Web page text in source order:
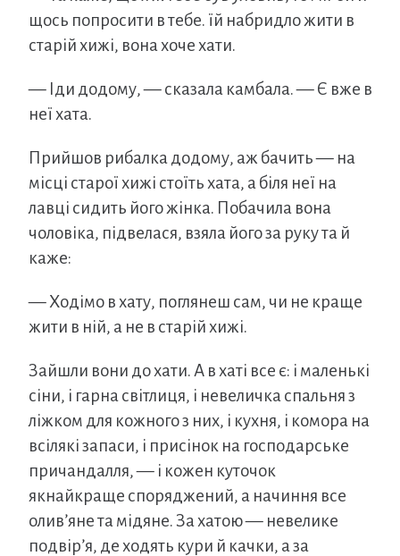
щось попросити в тебе. їй набридло жити в
старій хижі, вона хоче хати.
— Іди додому, — сказала камбала. — Є вже в
неї хата.
Прийшов рибалка додому, аж бачить — на
місці старої хижі стоїть хата, а біля неї на
лавці сидить його жінка. Побачила вона
чоловіка, підвелася, взяла його за руку та й
каже:
— Ходімо в хату, поглянеш сам, чи не краще
жити в ній, а не в старій хижі.
Зайшли вони до хати. А в хаті все є: і маленькі
сіни, і гарна світлиця, і невеличка спальня з
ліжком для кожного з них, і кухня, і комора на
всілякі запаси, і присінок на господарське
причандалля, — і кожен куточок
якнайкраще споряджений, а начиння все
олив’яне та мідяне. За хатою — невелике
подвір’я, де ходять кури й качки, а за